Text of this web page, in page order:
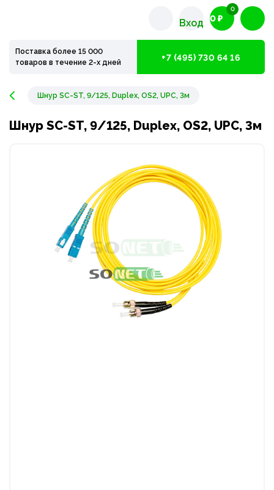
Вход 0 ₽
0
Поставка более 15 000
товаров в течение 2-х дней
+7 (495) 730 64 16
Шнур SC-ST, 9/125, Duplex, OS2, UPC, 3м
Шнур SC-ST, 9/125, Duplex, OS2, UPC, 3м